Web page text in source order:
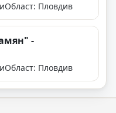
Област: Пловдив
-
Област: Пловдив